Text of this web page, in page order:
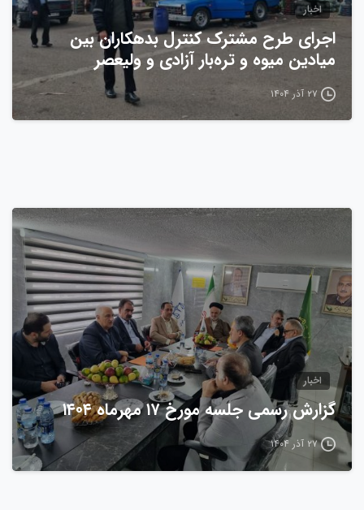
اخبار
اجرای طرح مشترک کنترل بدهکاران بین
میادین میوه و تره‌بار آزادی و ولیعصر
۲۷ آذر ۱۴۰۴
0
اخبار
گزارش رسمی جلسه مورخ ۱۷ مهرماه ۱۴۰۴
۲۷ آذر ۱۴۰۴